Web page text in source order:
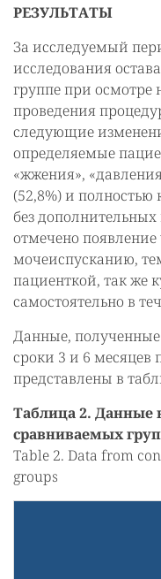
РЕЗУЛЬТАТЫ
За исследуемый
исследования
группе при осмотре
проведения
следующие
определяемые
«жжения»,
(52,8%) и полностью
без
отмечено
мочеиспусканию,
пациенткой, так же
самостоятельно в
Данные,
сроки 3 и 6 месяцев
представлены в
Таблица 2. Данные
сравниваемых
Table 2. Data from
groups